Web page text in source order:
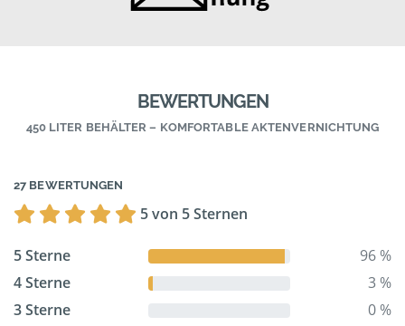
BEWERTUNGEN
450 LITER BEHÄLTER – KOMFORTABLE AKTENVERNICHTUNG
27 BEWERTUNGEN
5 von 5 Sternen
5 Sterne
96 %
4 Sterne
3 %
3 Sterne
0 %